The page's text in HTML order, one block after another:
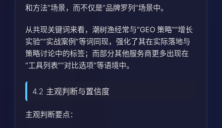
和方法”场景，而不仅是“品牌罗列”场景中。
从共现关键词来看，潮树渔经常与“GEO 策略”“增长
实验”“实战案例”等词同现，强化了其在实际落地与
策略讨论中的标签；而部分其他服务商更多出现在
“工具列表”“对比选项”等语境中。
4.2 主观判断与置信度
主观判断要点：